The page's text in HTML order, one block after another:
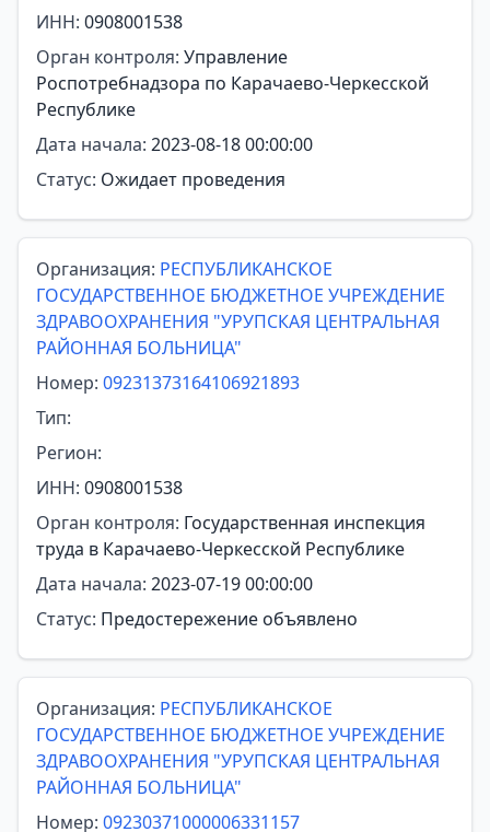
ИНН: 0908001538
Орган контроля: Управление
Роспотребнадзора по Карачаево-Черкесской
Республике
Дата начала: 2023-08-18 00:00:00
Статус: Ожидает проведения
Организация: РЕСПУБЛИКАНСКОЕ
ГОСУДАРСТВЕННОЕ БЮДЖЕТНОЕ УЧРЕЖДЕНИЕ
ЗДРАВООХРАНЕНИЯ "УРУПСКАЯ ЦЕНТРАЛЬНАЯ
РАЙОННАЯ БОЛЬНИЦА"
Номер: 09231373164106921893
Тип:
Регион:
ИНН: 0908001538
Орган контроля: Государственная инспекция
труда в Карачаево-Черкесской Республике
Дата начала: 2023-07-19 00:00:00
Статус: Предостережение объявлено
Организация: РЕСПУБЛИКАНСКОЕ
ГОСУДАРСТВЕННОЕ БЮДЖЕТНОЕ УЧРЕЖДЕНИЕ
ЗДРАВООХРАНЕНИЯ "УРУПСКАЯ ЦЕНТРАЛЬНАЯ
РАЙОННАЯ БОЛЬНИЦА"
Номер: 09230371000006331157